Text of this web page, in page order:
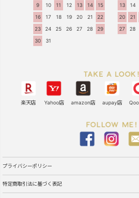
9
10 11 12 13 14
15
16
17 18 19 20 21
22
23
24 25 26 27 28
29
30
31
13
14
20
21
27
28
楽天店 Yahoo店 amazon店 aupay店
プライバシーポリシー
特定商取引法に基づく表記